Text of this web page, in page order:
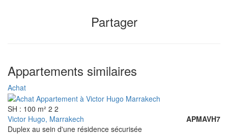
Partager
Appartements similaires
Achat
SH : 100 m² 2 2
Victor Hugo, Marrakech
APMAVH7
Duplex au sein d'une résidence sécurisée